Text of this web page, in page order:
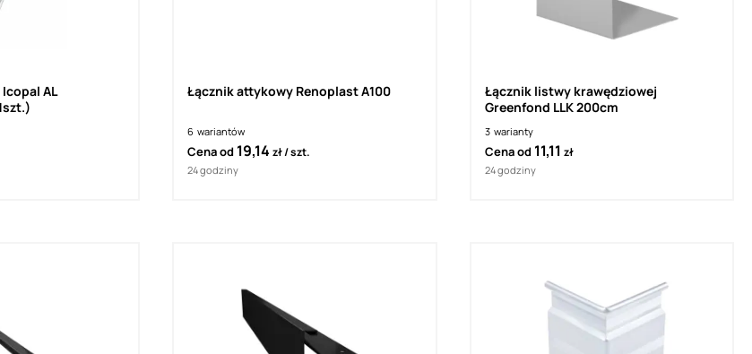
AL
Łącznik attykowy Renoplast A100
6 wariantów
Cena od 19,14zł szt.
24 godziny
Łącznik listwy krawędziowej
Greenfond LLK 200cm
3 warianty
Cena od 11,11 zł
24 godziny